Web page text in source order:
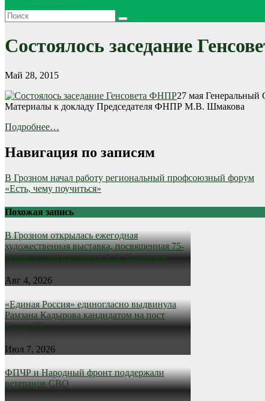
Состоялось заседание
Май 28, 2015
27 мая
Материалы к докладу Председателя ФНПР М.В. Шмакова
Подробнее…
Навигация по записям
В Грозном начал работу региональный профсоюзный форум
«Есть, чему поучиться»
Похожая запись
В Грозном открылась ежегодная
художественная выставка, посвященная 75-
летию со дня рождения А.А. Кадырова
Авг 4, 2026
«Единая Россия» единогласно выдвинула
Рамзана Кадырова кандидатом на пост
Главы ЧР
Июл 7, 2026
ФПЧР и Народный фронт поддержали
ветеранов СВО